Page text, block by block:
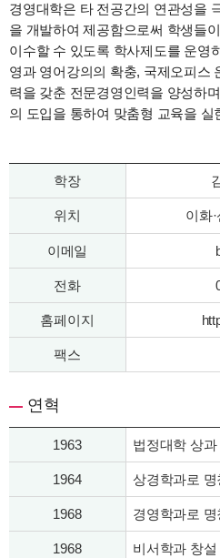
경영대학은 타 전공간의 연관성을
을 개발하여 제공함으로써 학생들
이수할 수 있도록 학사제도를 운영
영과 영어강의의 확충, 국제오피스
력을 갖춘 전문경영인력을 양성하
의 도입을 통하여 맞춤형 교육을 실
학장
위치 이화
이메일
전화
홈페이지
팩스
연혁
1963 법정대학 상과
1964 상경학과로 명
1968 경영학과로 명
1968 비서학과 창설